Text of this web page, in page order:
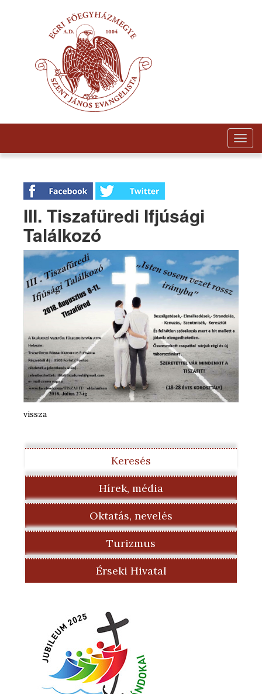
III. Tiszafüredi Ifjúsági
Találkozó
vissza
Keresés
Hírek, média
Oktatás, nevelés
Turizmus
Érseki Hivatal